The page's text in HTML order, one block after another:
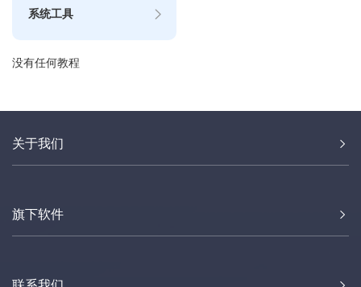
系统工具
没有任何教程
关于我们
旗下软件